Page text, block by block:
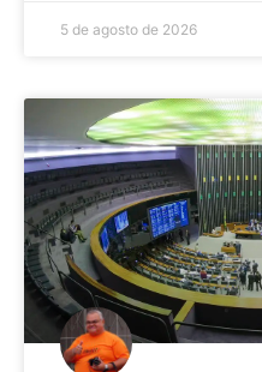
5 de agosto de 2026